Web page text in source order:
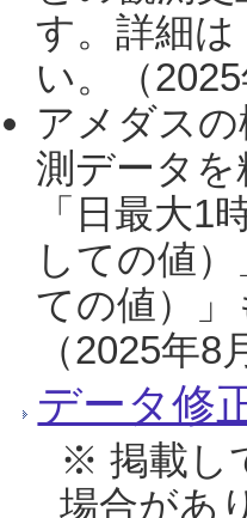
す。詳細は
い。（2025
アメダス
測データ
「日最大1
しての値
ての値）
（2025年8
データ修
※ 掲載し
場合があ